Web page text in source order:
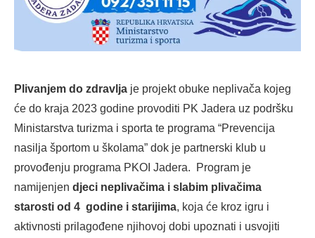
Plivanjem do zdravlja je projekt obuke neplivača kojeg
će do kraja 2023 godine provoditi PK Jadera uz podršku
Ministarstva turizma i sporta te programa “Prevencija
nasilja športom u školama” dok je partnerski klub u
provođenju programa PKOI Jadera. Program je
namijenjen djeci neplivačima i slabim plivačima
starosti od 4 godine i starijima, koja će kroz igru i
aktivnosti prilagođene njihovoj dobi upoznati i usvojiti